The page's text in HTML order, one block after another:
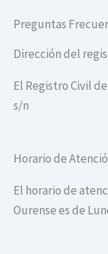
Preguntas
Dirección del
El Registro Civil
s/n
Horario de
El horario de
Ourense es de